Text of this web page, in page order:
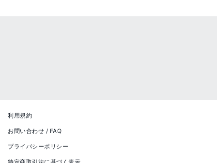
利用規約
お問い合わせ / FAQ
プライバシーポリシー